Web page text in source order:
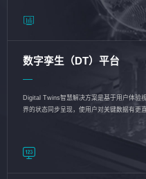
数字孪生（DT）平台
Digital Twins智慧解决方案是基于用户体验
界的状态同步呈现，使用户对关键数据有更